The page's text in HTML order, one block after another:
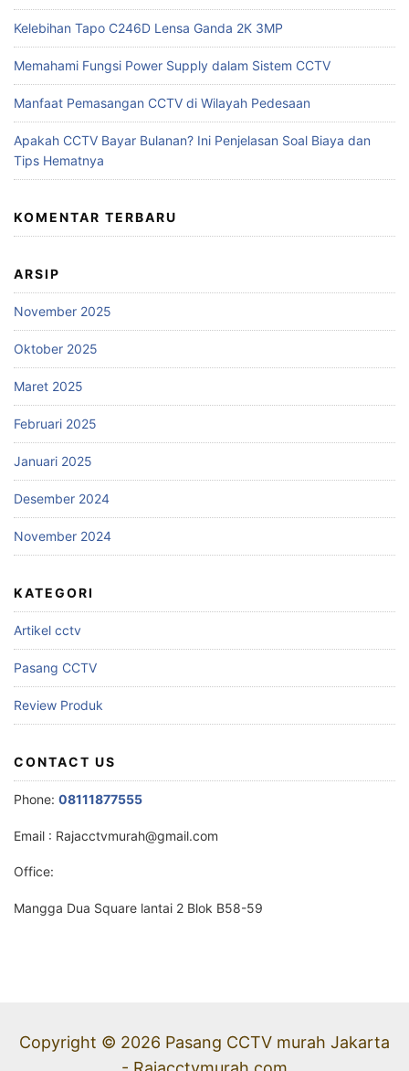
Kelebihan Tapo C246D Lensa Ganda 2K 3MP
Memahami Fungsi Power Supply dalam Sistem CCTV
Manfaat Pemasangan CCTV di Wilayah Pedesaan
Apakah CCTV Bayar Bulanan? Ini Penjelasan Soal Biaya dan
Tips Hematnya
KOMENTAR TERBARU
ARSIP
November 2025
Oktober 2025
Maret 2025
Februari 2025
Januari 2025
Desember 2024
November 2024
KATEGORI
Artikel cctv
Pasang CCTV
Review Produk
CONTACT US
Phone: 08111877555
Email : Rajacctvmurah@gmail.com
Office:
Mangga Dua Square lantai 2 Blok B58-59
Copyright © 2026 Pasang CCTV murah Jakarta